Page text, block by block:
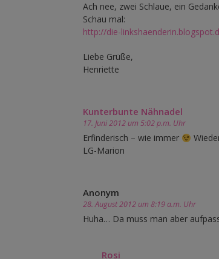
Ach nee, zwei Schlaue, ein
Schau mal:
http://die-
Liebe Grüße,
Henriette
Kunterbunte Nähnadel
17. Juni 2012 um 5:02 p.m. Uhr
Erfinderisch – wie immer
LG-Marion
Anonym
28. August 2012 um 8:19 a.m. Uhr
Huha… Da muss man aber
Rosi